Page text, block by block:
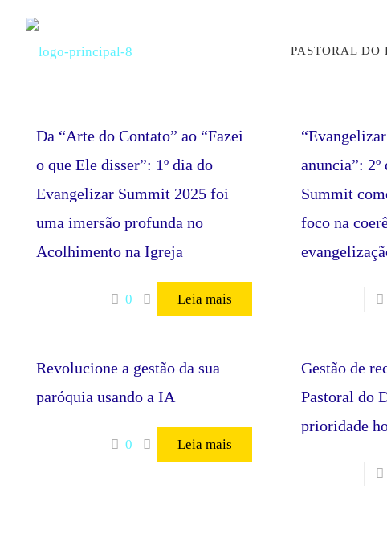
PASTORAL DO
Da “Arte do Contato” ao “Fazei
o que Ele disser”: 1º dia do
Evangelizar Summit 2025 foi
uma imersão profunda no
Acolhimento na Igreja
0 Leia mais
anuncia”:
Summit
foco na
Revolucione a gestão da sua
paróquia usando a IA
0 Leia mais
Gestão de
Pastoral do
prioridade